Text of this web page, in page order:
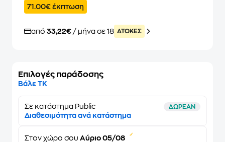
71.00€ έκπτωση
από 33,22€ / μήνα σε 18 ATOKEΣ
Επιλογές παράδοσης
Βάλε ΤΚ
Σε κατάστημα Public ΔΩΡΕΑΝ
Διαθεσιμότητα ανά κατάστημα
Στον χώρο σου Αύριο 05/08